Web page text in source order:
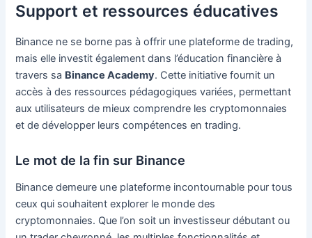
Support et ressources éducatives
Binance ne se borne pas à offrir une plateforme de trading,
mais elle investit également dans l’éducation financière à
travers sa Binance Academy. Cette initiative fournit un
accès à des ressources pédagogiques variées, permettant
aux utilisateurs de mieux comprendre les cryptomonnaies
et de développer leurs compétences en trading.
Le mot de la fin sur Binance
Binance demeure une plateforme incontournable pour tous
ceux qui souhaitent explorer le monde des
cryptomonnaies. Que l’on soit un investisseur débutant ou